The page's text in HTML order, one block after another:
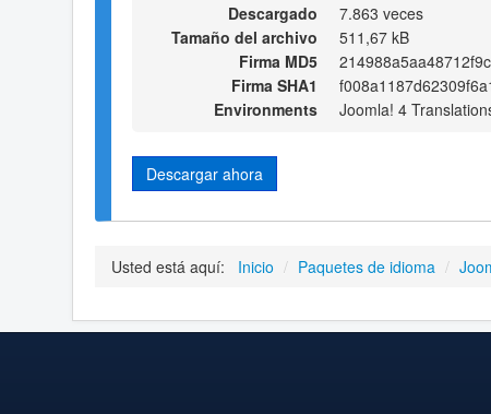
Descargado
7.863 veces
Tamaño del archivo
511,67 kB
Firma MD5
Firma SHA1
Environments
Joomla! 4
Descargar ahora
Usted está aquí: Inicio / Paquetes de idioma /